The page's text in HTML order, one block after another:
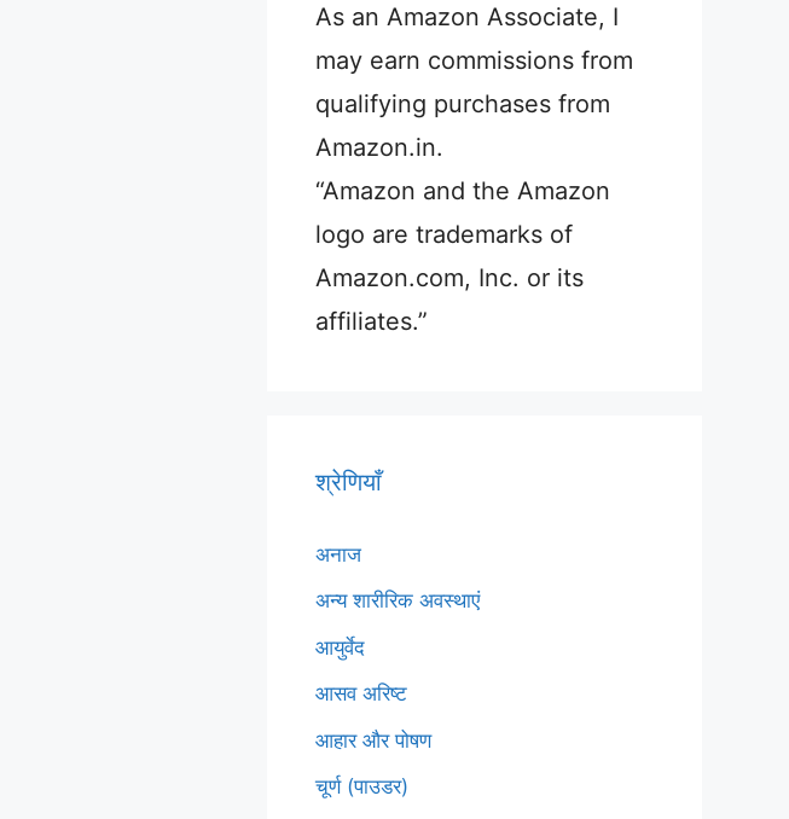
As an Amazon Associate, I
may earn commissions from
qualifying purchases from
Amazon.in.
“Amazon and the Amazon
logo are trademarks of
Amazon.com, Inc. or its
affiliates.”
श्रेणियाँ
अनाज
अन्य शारीरिक अवस्थाएं
आयुर्वेद
आसव अरिष्ट
आहार और पोषण
चूर्ण (पाउडर)